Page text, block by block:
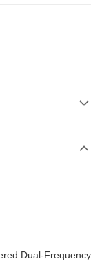
Dual-Frequency